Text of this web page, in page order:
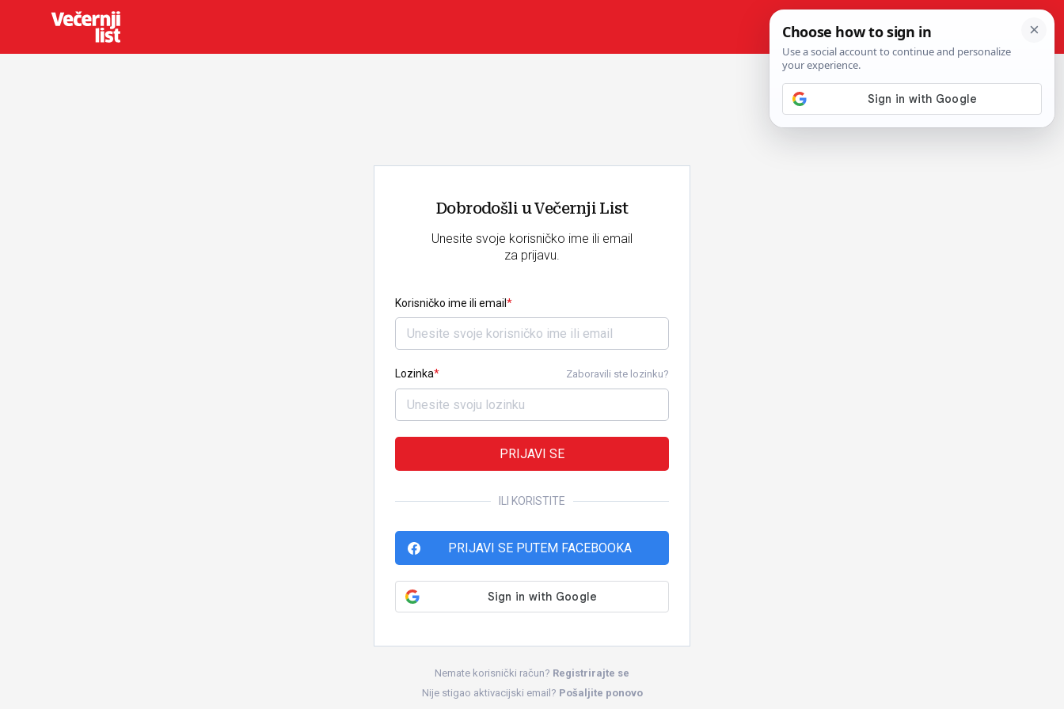
Dobrodošli u Večernji List
Unesite svoje korisničko ime ili email
za prijavu.
Korisničko ime ili email
Lozinka Zaboravili ste lozinku?
PRIJAVI SE
ILI KORISTITE
PRIJAVI SE PUTEM FACEBOOKA
Nemate korisnički račun? Registrirajte se
Nije stigao aktivacijski email? Pošaljite ponovo